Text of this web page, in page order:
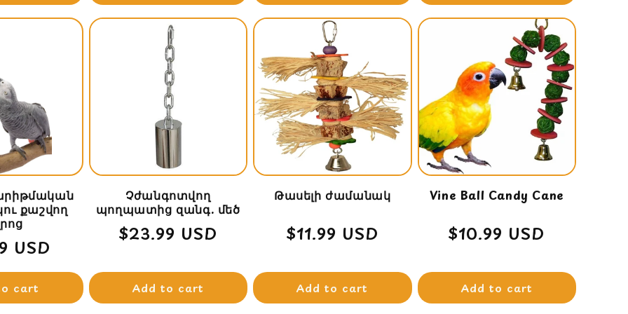
քաշվող
USD
cart
Չժանգոտվող
պողպատից զանգ. մեծ
Regular
$23.99 USD
Add to cart
Թասելի ժամանակ
Regular
$11.99 USD
Add to cart
Vine Ball Candy Cane
Regular
$10.99 USD
Add to cart